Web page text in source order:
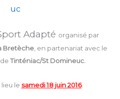
Adapté organisé par
Bretèche , en partenariat avec le
deTinténiac/St Domineuc.
le samedi 18 juin 2016.